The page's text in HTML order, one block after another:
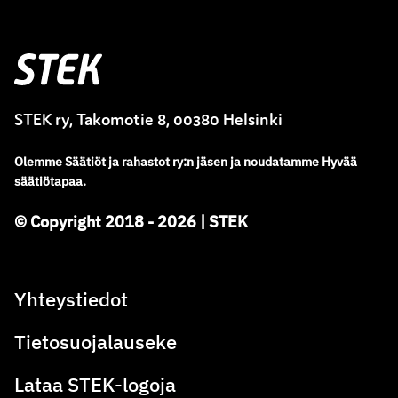
Stek
STEK ry, Takomotie 8, 00380 Helsinki
OlemmeSäätiöt ja rahastot ry:n jäsen ja noudatamme Hyvää
säätiötapaa.
© Copyright 2018 - 2026 | STEK
Yhteystiedot
Tietosuojalauseke
Lataa STEK-logoja